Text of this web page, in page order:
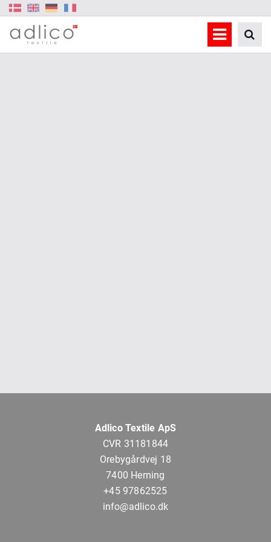
Adlico Textile ApS
CVR 31181844
Orebygårdvej 18
7400 Herning
+45 97862525
info@adlico.dk